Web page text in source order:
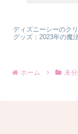
ディズニーシーのク
グッズ：2023年の魔
ホーム 未